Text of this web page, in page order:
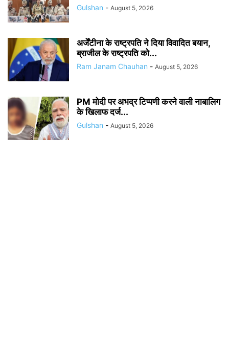
Gulshan - August 5, 2026
अर्जेंटीना के राष्ट्रपति ने दिया विवादित बयान,
ब्राजील के राष्ट्रपति को...
Ram Janam Chauhan - August 5, 2026
PM मोदी पर अभद्र टिप्पणी करने वाली नाबालिग
के खिलाफ दर्ज...
Gulshan - August 5, 2026